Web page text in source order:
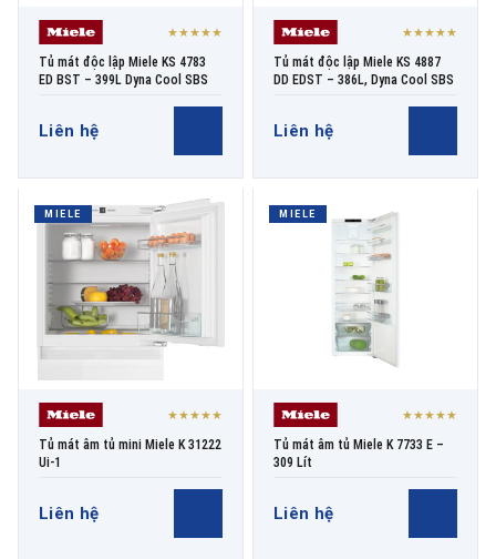
★★★★★
Tủ mát độc lập Miele KS 4783
ED BST – 399L Dyna Cool SBS
Liên hệ
★★★★★
Tủ mát độc lập Miele KS 4887
DD EDST – 386L, Dyna Cool SBS
Liên hệ
MIELE
★★★★★
Tủ mát âm tủ mini Miele K 31222
Ui-1
Liên hệ
MIELE
★★★★★
Tủ mát âm tủ Miele K 7733 E –
309 Lít
Liên hệ